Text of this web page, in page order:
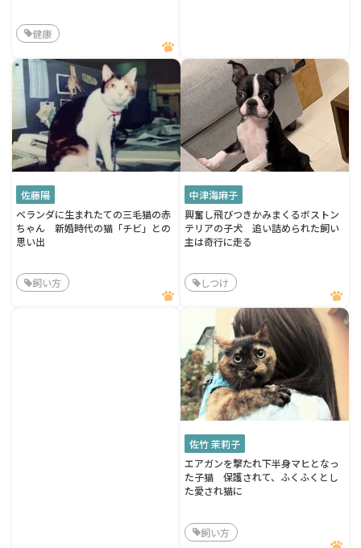
健康
佐藤陽
ベランダに生まれたての三毛猫の赤
ちゃん 新婚時代の猫「チビ」との
思い出
飼い方
中津海麻子
興奮し飛びつきかみまくるボストン
テリアの子犬 追い詰められた飼い
主は奇行に走る
しつけ
佐竹 茉莉子
エアガンを撃たれ下半身マヒとなっ
た子猫 保護されて、ふくふくとし
た愛され猫に
飼い方